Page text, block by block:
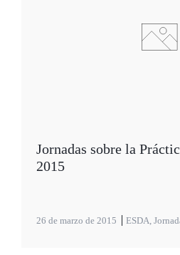
Jornadas sobre la
2015
26 de marzo de 2015 ESDA,